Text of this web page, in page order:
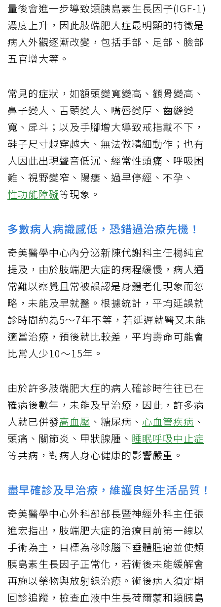
量後會進一步導致類胰島素生長因子(IGF-1)
濃度上升，因此肢端肥大症最明顯的特徵是
病人外觀逐漸改變，包括手部、足部、臉部
五官增大等。
常見的症狀，如額頭變寬變高、顴骨變高、
鼻子變大、舌頭變大、嘴唇變厚、齒縫變
寬、戽斗；以及手腳增大導致戒指戴不下，
鞋子尺寸越穿越大、無法做精細動作；也有
人因此出現聲音低沉、經常性頭痛、呼吸困
難、視野變窄、陽痿、過早停經、不孕、
性功能障礙等現象。
多數病人病識感低，恐錯過治療先機！
奇美醫學中心內分泌新陳代謝科主任楊純宜
提及，由於肢端肥大症的病程緩慢，病人通
常難以察覺且常被誤認是身體老化現象而忽
略，未能及早就醫。根據統計，平均延誤就
診時間約為5～7年不等，若延遲就醫又未能
適當治療，預後就比較差，平均壽命可能會
比常人少10～15年。
由於許多肢端肥大症的病人確診時往往已在
罹病後數年，未能及早治療，因此，許多病
人就已併發高血壓 、糖尿病、 心血管疾病 、
頭痛、關節炎、甲狀腺腫、 睡眠呼吸中止症
等共病，對病人身心健康的影響嚴重。
盡早確診及早治療，維護良好生活品質！
奇美醫學中心外科部部長暨神經外科主任張
進宏指出，肢端肥大症的治療目前第一線以
手術為主，目標為移除腦下垂體腫瘤並使類
胰島素生長因子正常化，若術後未能緩解會
再施以藥物與放射線治療。術後病人須定期
回診追蹤，檢查血液中生長荷爾蒙和類胰島